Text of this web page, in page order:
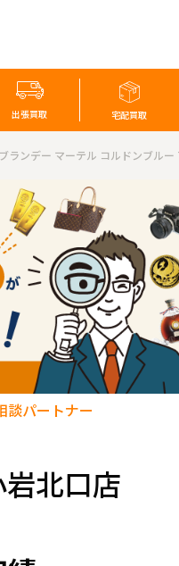
出張買取 宅配買取
ブランデー マーテル コルドンブル
北口店
談パートナー